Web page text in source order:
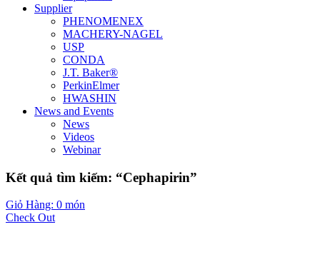
Supplier
PHENOMENEX
MACHERY-NAGEL
USP
CONDA
J.T. Baker®
PerkinElmer
HWASHIN
News and Events
News
Videos
Webinar
Kết quả tìm kiếm: “Cephapirin”
Giỏ Hàng: 0 món
Check Out